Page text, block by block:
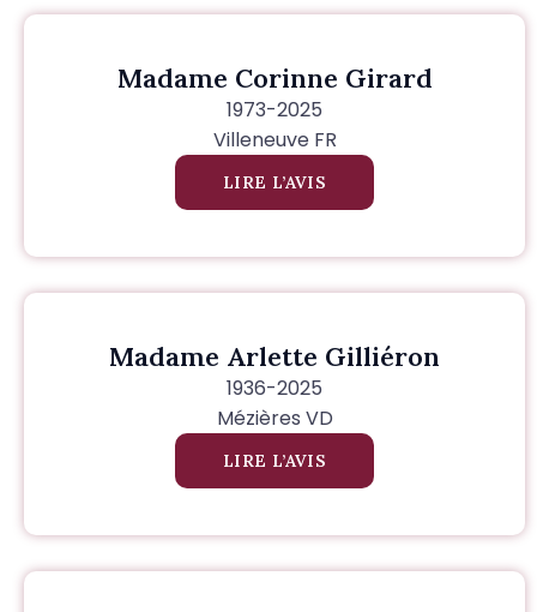
Madame Corinne Girard
1973-2025
Villeneuve FR
LIRE L’AVIS
Madame Arlette Gilliéron
1936-2025
Mézières VD
LIRE L’AVIS